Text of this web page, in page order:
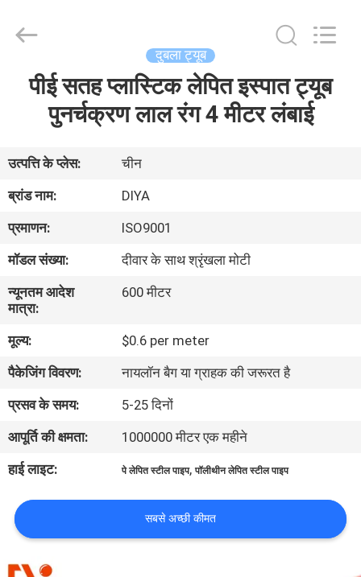
हमारे
बारे
कारखाना
गुणवत्ता
नियंत्रण
संपर्क
समाचार
Reserved.
दुबला ट्यूब
पीई सतह प्लास्टिक लेपित इस्पात ट्यूब
पुनर्चक्रण लाल रंग 4 मीटर लंबाई
उत्पत्ति के प्लेस:
चीन
ब्रांड नाम:
DIYA
प्रमाणन:
ISO9001
मॉडल संख्या:
दीवार के साथ श्रृंखला मोटी
न्यूनतम आदेश
मात्रा:
600 मीटर
मूल्य:
$0.6 per meter
पैकेजिंग विवरण:
नायलॉन बैग या ग्राहक की जरूरत है
प्रसव के समय:
5-25 दिनों
आपूर्ति की क्षमता:
1000000 मीटर एक महीने
हाई लाइट:
पे लेपित स्टील पाइप,पॉलीथीन लेपित स्टील पाइप
सबसे अच्छी कीमत